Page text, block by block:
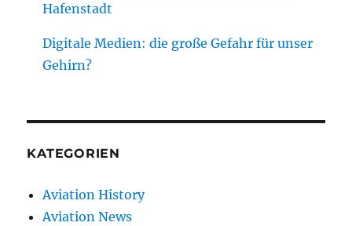
Hafenstadt
Digitale Medien: die große Gefahr für unser
Gehirn?
KATEGORIEN
Aviation History
Aviation News